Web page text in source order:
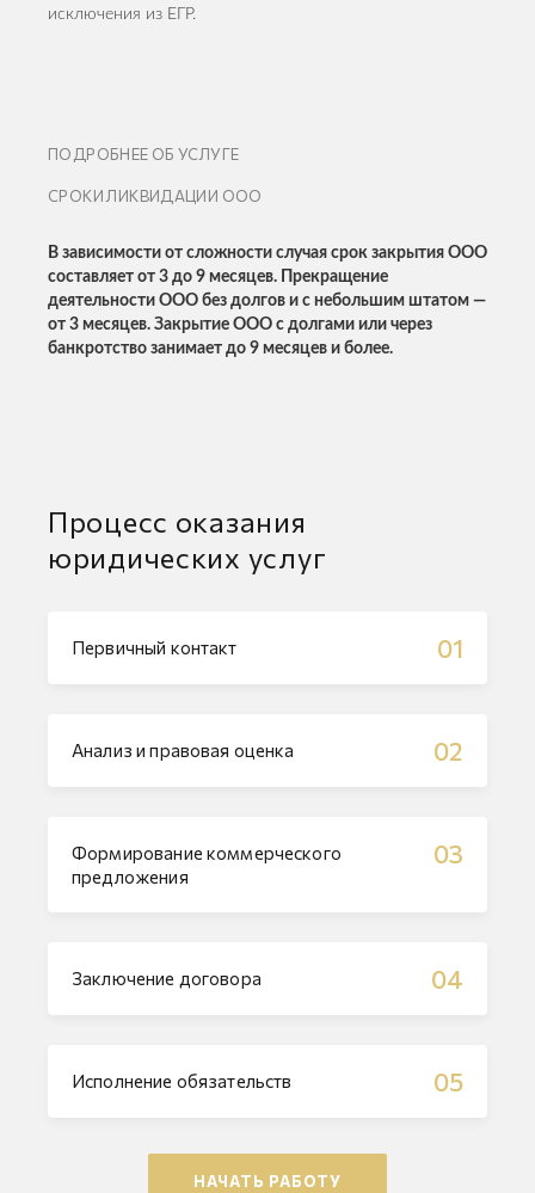
исключения из ЕГР.
ПОДРОБНЕЕ ОБ УСЛУГЕ
СРОКИ ЛИКВИДАЦИИ ООО
В зависимости от сложности случая срок закрытия ООО
составляет от 3 до 9 месяцев. Прекращение
деятельности ООО без долгов и с небольшим штатом —
от 3 месяцев. Закрытие ООО с долгами или через
банкротство занимает до 9 месяцев и более.
Процесс оказания
юридических услуг
Первичный контакт 01
Анализ и правовая оценка 02
Формирование коммерческого
предложения
03
Заключение договора 04
Исполнение обязательств 05
НАЧАТЬ РАБОТУ